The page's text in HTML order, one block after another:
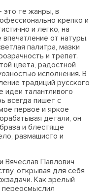
это те жанры, в
крепко и
и легко, на
от натуры.
палитра, мазки
и трепет.
цвета, радостной
исполнения. В
традиций русского
идеи талантливого
всегда пишет с
первое и яркое
детали, он
и блестяще
размашисто и
Вячеслав Павлович
открывая для себя
Как зрелый
переосмыслил